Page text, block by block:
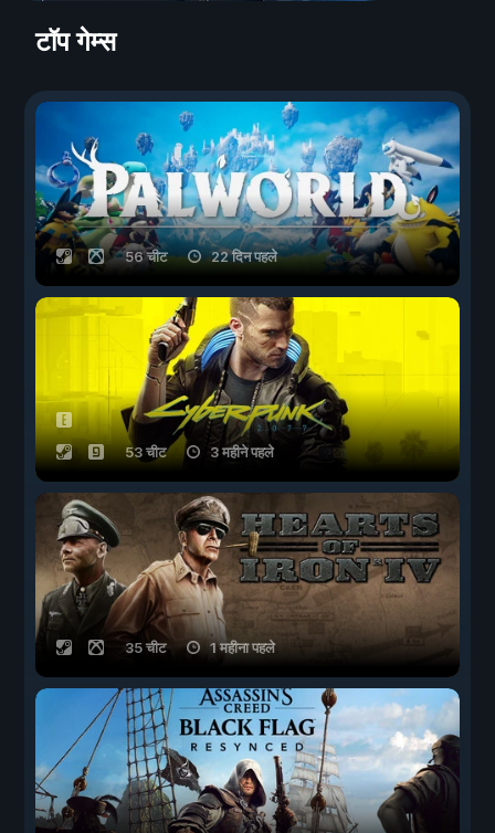
टॉप गेम्स
56 चीट 22 दिन पहले
53 चीट 3 महीने पहले
35 चीट 1 महीना पहले